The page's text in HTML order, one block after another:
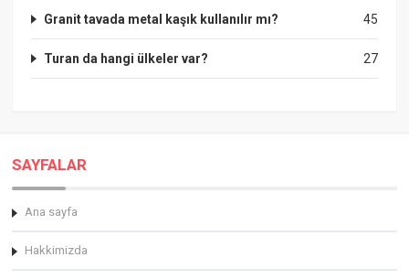
45
Granit tavada metal kaşık kullanılır mı?
27
Turan da hangi ülkeler var?
SAYFALAR
Ana sayfa
Hakkimizda